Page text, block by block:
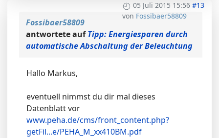
05 Juli 2015 15:56 #13
von Fossibaer58809
Fossibaer58809
antwortete aufTipp: Energiesparen durch
automatische Abschaltung der Beleuchtung
Hallo Markus,
eventuell nimmst du dir mal dieses
Datenblatt vor
www.peha.de/cms/front_content.php?
getFil...e/PEHA_M_xx410BM.pdf